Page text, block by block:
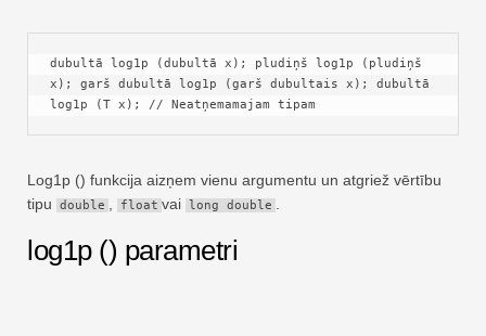
dubultā log1p (dubultā x); pludiņš log1p (pludiņš
x); garš dubultā log1p (garš dubultais x); dubultā
log1p (T x); // Neatņemamajam tipam
Log1p () funkcija aizņem vienu argumentu un atgriež vērtību
tipu
double float vai long double
log1p () parametri